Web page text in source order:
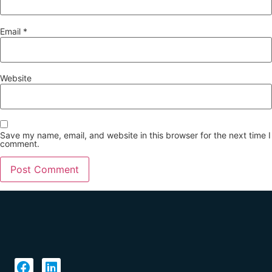
Email *
Website
Save my name, email, and website in this browser for the next time I
comment.